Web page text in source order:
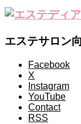
エステサロン
Facebook
X
Instagram
YouTube
Contact
RSS